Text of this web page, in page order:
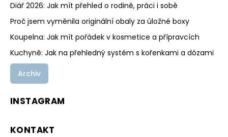
Diář 2026: Jak mít přehled o rodině, práci i sobě
Proč jsem vyměnila originální obaly za úložné boxy
Koupelna: Jak mít pořádek v kosmetice a přípravcích
Kuchyně: Jak na přehledný systém s kořenkami a dózami
Archiv
INSTAGRAM
KONTAKT